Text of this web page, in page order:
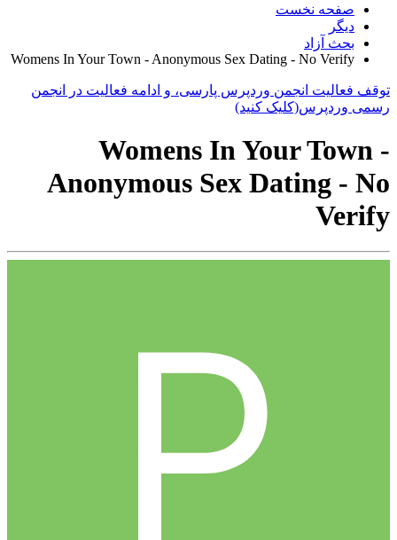
صفحه نخست
دیگر
بحث آزاد
Womens In Your Town - Anonymous Sex Dating - No Verify
توقف فعالیت انجمن وردپرس پارسی، و ادامه فعالیت در انجمن
رسمی وردپرس(کلیک کنید)
Womens In Your Town -
Anonymous Sex Dating - No
Verify